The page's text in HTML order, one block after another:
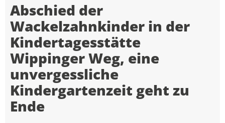
Abschied der
Wackelzahnkinder in der
Kindertagesstätte
Wippinger Weg, eine
unvergessliche
Kindergartenzeit geht zu
Ende